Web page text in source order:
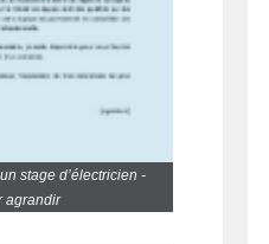
stage d’électricien -
agrandir